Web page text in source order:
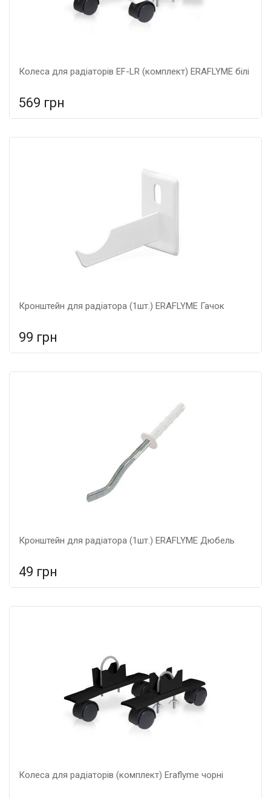
Колеса для радіаторів EF-LR (комплект) ERAFLYME білі
569 грн
Кронштейн для радіатора (1шт.) ERAFLYME Гачок
99 грн
Кронштейн для радіатора (1шт.) ERAFLYME Дюбель
49 грн
Колеса для радіаторів (комплект) Eraflyme чорні